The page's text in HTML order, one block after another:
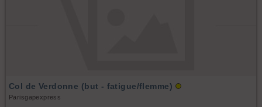
Col de Verdonne (but - fatigue/flemme)
Parisgapexpress